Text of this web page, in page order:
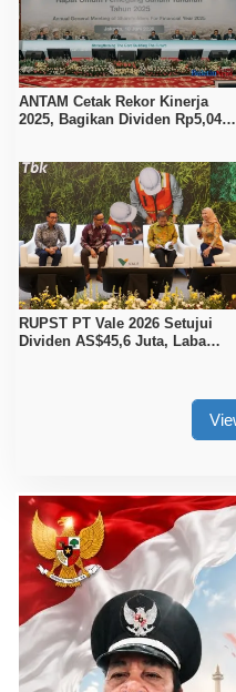
ANTAM Cetak Rekor Kinerja
2025, Bagikan Dividen Rp5,04
RUPST PT Vale 2026 Setujui
Dividen AS$45,6 Juta, Laba